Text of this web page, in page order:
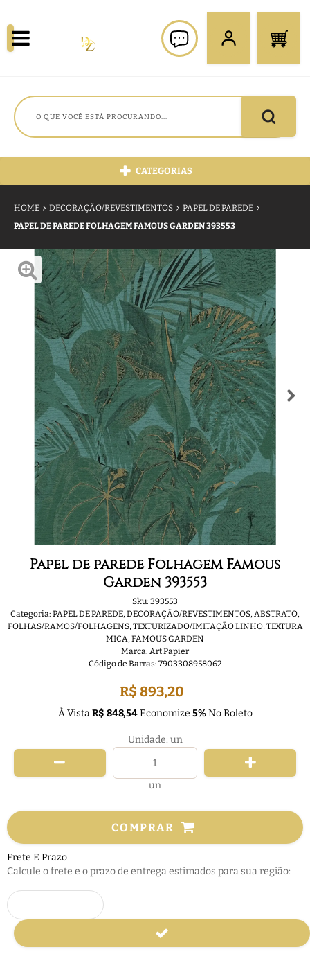
CATEGORIAS
HOME DECORAÇÃO/REVESTIMENTOS
PAPEL DE PAREDE
PAPEL DE PAREDE FOLHAGEM FAMOUS GARDEN 393553
Papel de parede Folhagem Famous
Garden 393553
Sku: 393553
Categoria: PAPEL DE PAREDE,DECORAÇÃO/REVESTIMENTOS,ABSTRATO,
FOLHAS/RAMOS/FOLHAGENS,TEXTURIZADO/IMITAÇÃO LINHO,TEXTURA
MICA,FAMOUS GARDEN
Marca: Art Papier
Código de Barras: 7903308958062
R$ 893,20
À VistaR$ 848,54Economize 5%No Boleto
Unidade: un
un
COMPRAR
Frete E Prazo
Calcule o frete e o prazo de entrega estimados para sua região: